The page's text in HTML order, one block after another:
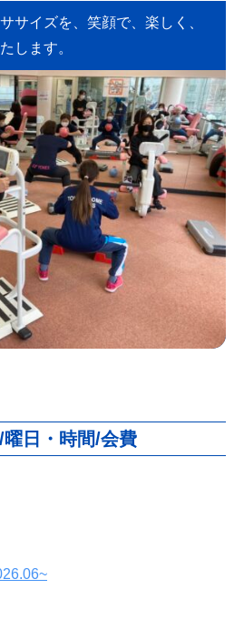
サイズを、笑顔で、楽しく、
します。
曜日・時間/会費